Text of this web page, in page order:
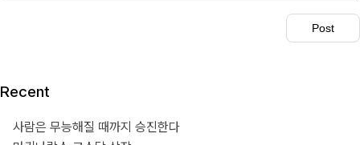
Recent
사람은 무능해질 때까지 승진한다